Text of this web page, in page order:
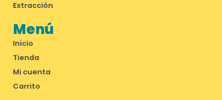
Menú
Inicio
Tienda
Mi cuenta
Carrito
Extracción